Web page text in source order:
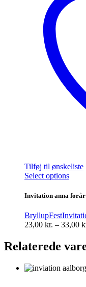
Tilføj til ønskeliste
Select optionsDette
har
kan
på
Invitation anna forår
BryllupFest
23,00 kr. – 33,00
Relaterede